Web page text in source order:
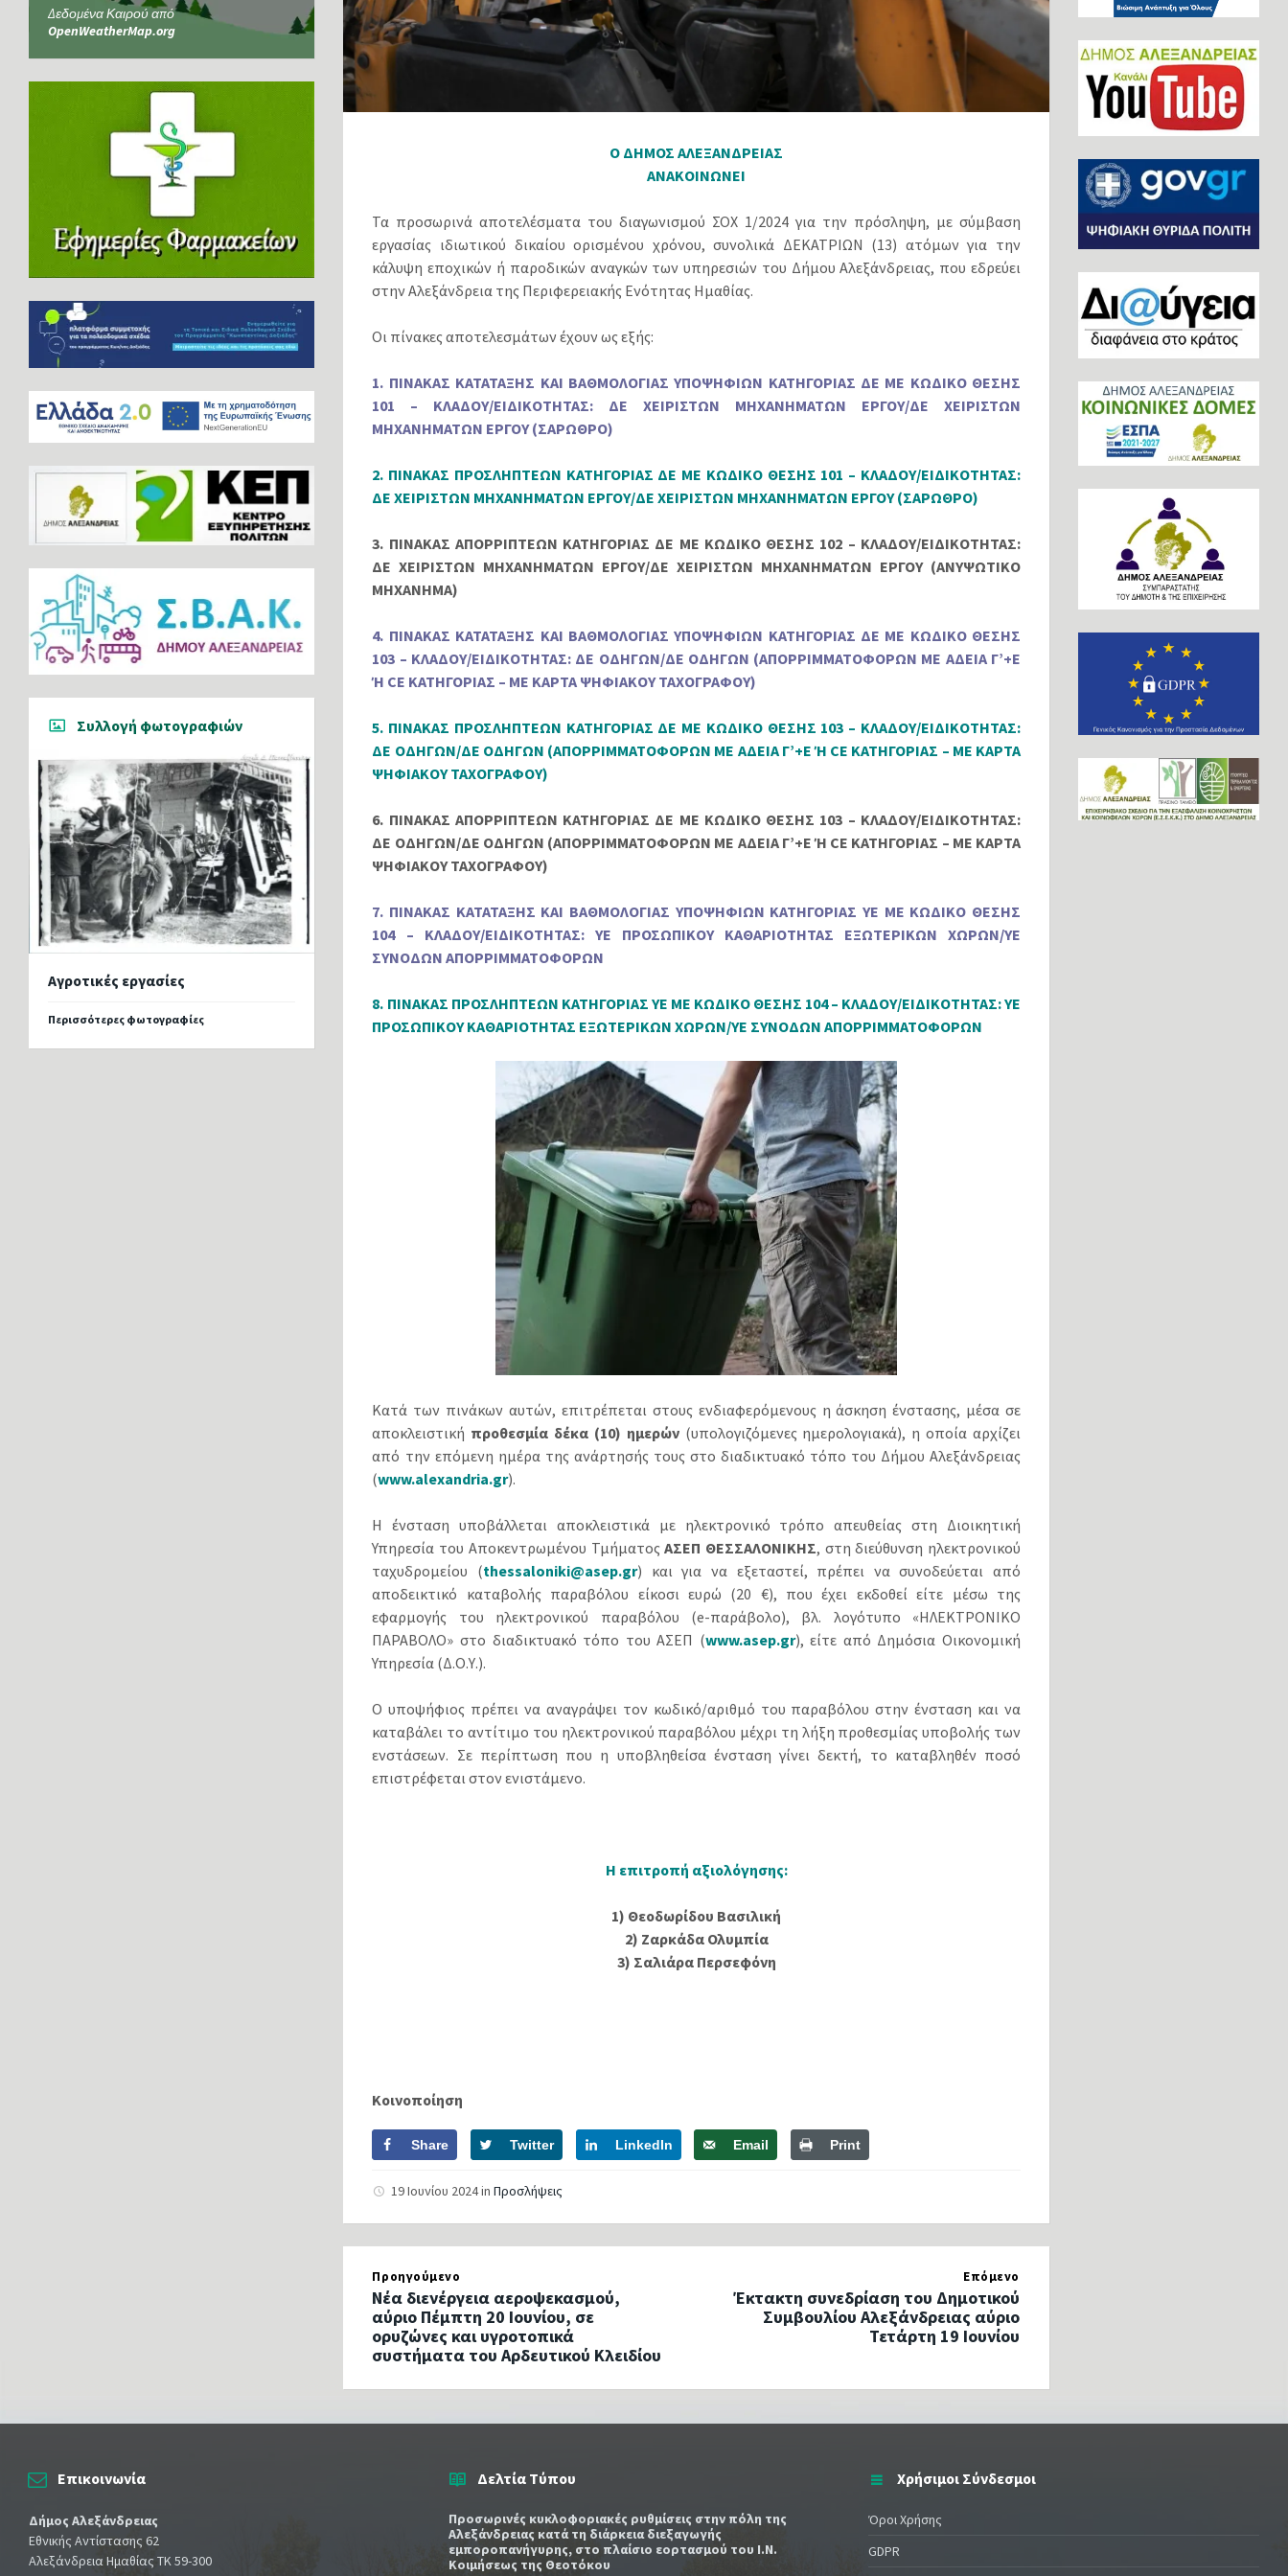
Ο ΔΗΜΟΣ ΑΛΕΞΑΝΔΡΕΙΑΣ
ΑΝΑΚΟΙΝΩΝΕΙ
Τα προσωρινά αποτελέσματα του διαγωνισμού ΣΟΧ 1/2024 για την πρόσληψη, με σύμβαση
εργασίας ιδιωτικού δικαίου ορισμένου χρόνου, συνολικά ΔΕΚΑΤΡΙΩΝ (13) ατόμων για την
κάλυψη εποχικών ή παροδικών αναγκών των υπηρεσιών του Δήμου Αλεξάνδρειας, που εδρεύει
στην Αλεξάνδρεια της Περιφερειακής Ενότητας Ημαθίας.
Οι πίνακες αποτελεσμάτων έχουν ως εξής:
1. ΠΙΝΑΚΑΣ ΚΑΤΑΤΑΞΗΣ ΚΑΙ ΒΑΘΜΟΛΟΓΙΑΣ ΥΠΟΨΗΦΙΩΝ ΚΑΤΗΓΟΡΙΑΣ ΔΕ ΜΕ ΚΩΔΙΚΟ ΘΕΣΗΣ
101 – ΚΛΑΔΟΥ/ΕΙΔΙΚΟΤΗΤΑΣ: ΔΕ ΧΕΙΡΙΣΤΩΝ ΜΗΧΑΝΗΜΑΤΩΝ ΕΡΓΟΥ/ΔΕ ΧΕΙΡΙΣΤΩΝ
ΜΗΧΑΝΗΜΑΤΩΝ ΕΡΓΟΥ (ΣΑΡΩΘΡΟ)
2. ΠΙΝΑΚΑΣ ΠΡΟΣΛΗΠΤΕΩΝ ΚΑΤΗΓΟΡΙΑΣ ΔΕ ΜΕ ΚΩΔΙΚΟ ΘΕΣΗΣ 101 – ΚΛΑΔΟΥ/ΕΙΔΙΚΟΤΗΤΑΣ:
ΔΕ ΧΕΙΡΙΣΤΩΝ ΜΗΧΑΝΗΜΑΤΩΝ ΕΡΓΟΥ/ΔΕ ΧΕΙΡΙΣΤΩΝ ΜΗΧΑΝΗΜΑΤΩΝ ΕΡΓΟΥ (ΣΑΡΩΘΡΟ)
3. ΠΙΝΑΚΑΣ ΑΠΟΡΡΙΠΤΕΩΝ ΚΑΤΗΓΟΡΙΑΣ ΔΕ ΜΕ ΚΩΔΙΚΟ ΘΕΣΗΣ 102 – ΚΛΑΔΟΥ/ΕΙΔΙΚΟΤΗΤΑΣ:
ΔΕ ΧΕΙΡΙΣΤΩΝ ΜΗΧΑΝΗΜΑΤΩΝ ΕΡΓΟΥ/ΔΕ ΧΕΙΡΙΣΤΩΝ ΜΗΧΑΝΗΜΑΤΩΝ ΕΡΓΟΥ (ΑΝΥΨΩΤΙΚΟ
ΜΗΧΑΝΗΜΑ)
4. ΠΙΝΑΚΑΣ ΚΑΤΑΤΑΞΗΣ ΚΑΙ ΒΑΘΜΟΛΟΓΙΑΣ ΥΠΟΨΗΦΙΩΝ ΚΑΤΗΓΟΡΙΑΣ ΔΕ ΜΕ ΚΩΔΙΚΟ ΘΕΣΗΣ
103 – ΚΛΑΔΟΥ/ΕΙΔΙΚΟΤΗΤΑΣ: ΔΕ ΟΔΗΓΩΝ/ΔΕ ΟΔΗΓΩΝ (ΑΠΟΡΡΙΜΜΑΤΟΦΟΡΩΝ ΜΕ ΑΔΕΙΑ Γ’+Ε
Ή CE ΚΑΤΗΓΟΡΙΑΣ – ΜΕ ΚΑΡΤΑ ΨΗΦΙΑΚΟΥ ΤΑΧΟΓΡΑΦΟΥ)
5. ΠΙΝΑΚΑΣ ΠΡΟΣΛΗΠΤΕΩΝ ΚΑΤΗΓΟΡΙΑΣ ΔΕ ΜΕ ΚΩΔΙΚΟ ΘΕΣΗΣ 103 – ΚΛΑΔΟΥ/ΕΙΔΙΚΟΤΗΤΑΣ:
ΔΕ ΟΔΗΓΩΝ/ΔΕ ΟΔΗΓΩΝ (ΑΠΟΡΡΙΜΜΑΤΟΦΟΡΩΝ ΜΕ ΑΔΕΙΑ Γ’+Ε Ή CE ΚΑΤΗΓΟΡΙΑΣ – ΜΕ ΚΑΡΤΑ
ΨΗΦΙΑΚΟΥ ΤΑΧΟΓΡΑΦΟΥ)
6. ΠΙΝΑΚΑΣ ΑΠΟΡΡΙΠΤΕΩΝ ΚΑΤΗΓΟΡΙΑΣ ΔΕ ΜΕ ΚΩΔΙΚΟ ΘΕΣΗΣ 103 – ΚΛΑΔΟΥ/ΕΙΔΙΚΟΤΗΤΑΣ:
ΔΕ ΟΔΗΓΩΝ/ΔΕ ΟΔΗΓΩΝ (ΑΠΟΡΡΙΜΜΑΤΟΦΟΡΩΝ ΜΕ ΑΔΕΙΑ Γ’+Ε Ή CE ΚΑΤΗΓΟΡΙΑΣ – ΜΕ ΚΑΡΤΑ
ΨΗΦΙΑΚΟΥ ΤΑΧΟΓΡΑΦΟΥ)
7. ΠΙΝΑΚΑΣ ΚΑΤΑΤΑΞΗΣ ΚΑΙ ΒΑΘΜΟΛΟΓΙΑΣ ΥΠΟΨΗΦΙΩΝ ΚΑΤΗΓΟΡΙΑΣ ΥΕ ΜΕ ΚΩΔΙΚΟ ΘΕΣΗΣ
104 – ΚΛΑΔΟΥ/ΕΙΔΙΚΟΤΗΤΑΣ: ΥΕ ΠΡΟΣΩΠΙΚΟΥ ΚΑΘΑΡΙΟΤΗΤΑΣ ΕΞΩΤΕΡΙΚΩΝ ΧΩΡΩΝ/ΥΕ
ΣΥΝΟΔΩΝ ΑΠΟΡΡΙΜΜΑΤΟΦΟΡΩΝ
8. ΠΙΝΑΚΑΣ ΠΡΟΣΛΗΠΤΕΩΝ ΚΑΤΗΓΟΡΙΑΣ ΥΕ ΜΕ ΚΩΔΙΚΟ ΘΕΣΗΣ 104 – ΚΛΑΔΟΥ/ΕΙΔΙΚΟΤΗΤΑΣ: ΥΕ
ΠΡΟΣΩΠΙΚΟΥ ΚΑΘΑΡΙΟΤΗΤΑΣ ΕΞΩΤΕΡΙΚΩΝ ΧΩΡΩΝ/ΥΕ ΣΥΝΟΔΩΝ ΑΠΟΡΡΙΜΜΑΤΟΦΟΡΩΝ
Κατά των πινάκων αυτών, επιτρέπεται στους ενδιαφερόμενους η άσκηση ένστασης, μέσα σε
αποκλειστική προθεσμία δέκα (10) ημερών(υπολογιζόμενες ημερολογιακά), η οποία αρχίζει
από την επόμενη ημέρα της ανάρτησής τους στο διαδικτυακό τόπο του Δήμου Αλεξάνδρειας
(www.alexandria.gr).
Η ένσταση υποβάλλεται αποκλειστικά με ηλεκτρονικό τρόπο απευθείας στη Διοικητική
Υπηρεσία του Αποκεντρωμένου ΤμήματοςΑΣΕΠ ΘΕΣΣΑΛΟΝΙΚΗΣ, στη διεύθυνση ηλεκτρονικού
ταχυδρομείου (thessaloniki@asep.gr) και για να εξεταστεί, πρέπει να συνοδεύεται από
αποδεικτικό καταβολής παραβόλου είκοσι ευρώ (20 €), που έχει εκδοθεί είτε μέσω της
εφαρμογής του ηλεκτρονικού παραβόλου (e-παράβολο), βλ. λογότυπο «ΗΛΕΚΤΡΟΝΙΚΟ
ΠΑΡΑΒΟΛΟ» στο διαδικτυακό τόπο του ΑΣΕΠ (www.asep.gr), είτε από Δημόσια Οικονομική
Υπηρεσία (Δ.Ο.Υ.).
Ο υποψήφιος πρέπει να αναγράψει τον κωδικό/αριθμό του παραβόλου στην ένσταση και να
καταβάλει το αντίτιμο του ηλεκτρονικού παραβόλου μέχρι τη λήξη προθεσμίας υποβολής των
ενστάσεων. Σε περίπτωση που η υποβληθείσα ένσταση γίνει δεκτή, το καταβληθέν ποσό
επιστρέφεται στον ενιστάμενο.
Η επιτροπή αξιολόγησης:
1) Θεοδωρίδου Βασιλική
2) Ζαρκάδα Ολυμπία
3) Σαλιάρα Περσεφόνη
Κοινοποίηση
Share Twitter LinkedIn Email Print
19 Ιουνίου 2024inΠροσλήψεις
Προηγούμενο
Νέα διενέργεια αεροψεκασμού,
αύριο Πέμπτη 20 Ιουνίου, σε
ορυζώνες και υγροτοπικά
συστήματα του Αρδευτικού Κλειδίου
Επόμενο
Έκτακτη συνεδρίαση του Δημοτικού
Συμβουλίου Αλεξάνδρειας αύριο
Τετάρτη 19 Ιουνίου
Δεδομένα Καιρού από
OpenWeatherMap.org
Συλλογή φωτογραφιών
Αγροτικές εργασίες
Περισσότερες φωτογραφίες
Επικοινωνία
Δήμος Αλεξάνδρειας
Εθνικής Αντίστασης 62
Αλεξάνδρεια Ημαθίας ΤΚ 59-300
Δελτία Τύπου
Προσωρινές κυκλοφοριακές ρυθμίσεις στην πόλη της
Αλεξάνδρειας κατά τη διάρκεια διεξαγωγής
εμποροπανήγυρης, στο πλαίσιο εορτασμού του Ι.Ν.
Κοιμήσεως της Θεοτόκου
Χρήσιμοι Σύνδεσμοι
Όροι Χρήσης
GDPR